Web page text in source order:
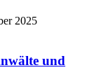
2025
und